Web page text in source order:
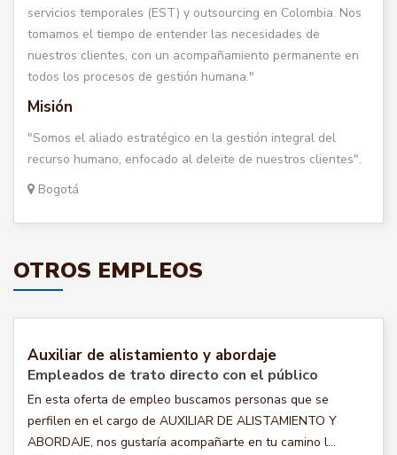
servicios temporales (EST) y outsourcing en Colombia. Nos
tomamos el tiempo de entender las necesidades de
nuestros clientes, con un acompañamiento permanente en
todos los procesos de gestión humana."
Misión
"Somos el aliado estratégico en la gestión integral del
recurso humano, enfocado al deleite de nuestros clientes".
Bogotá
OTROS EMPLEOS
Auxiliar de alistamiento y abordaje
Empleados de trato directo con el público
En esta oferta de empleo buscamos personas que se
perfilen en el cargo de AUXILIAR DE ALISTAMIENTO Y
ABORDAJE, nos gustaría acompañarte en tu camino l...